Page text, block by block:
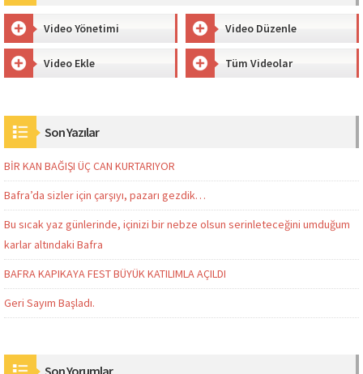
Video Yönetimi Video Düzenle
Video Ekle Tüm Videolar
Son Yazılar
BİR KAN BAĞIŞI ÜÇ CAN KURTARIYOR
Bafra’da sizler için çarşıyı, pazarı gezdik…
Bu sıcak yaz günlerinde, içinizi bir nebze olsun serinleteceğini umduğum
karlar altındaki Bafra
BAFRA KAPIKAYA FEST BÜYÜK KATILIMLA AÇILDI
Geri Sayım Başladı.
Son Yorumlar